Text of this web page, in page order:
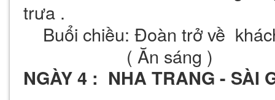
trưa .
Buổi chiều: Đoàn trở về
( Ăn sáng )
NGÀY 4 : NHA TRANG - SÀI